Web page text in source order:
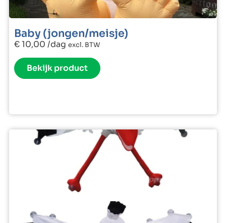
Baby (jongen/meisje)
€10,00 /dag excl. BTW
Bekijk product